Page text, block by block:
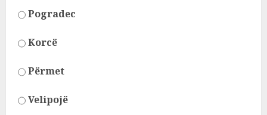
Pogradec
Korcë
Përmet
Velipojë